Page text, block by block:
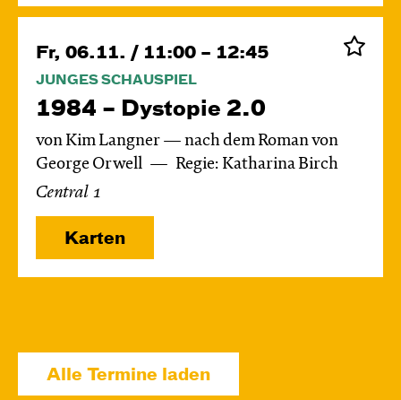
Fr, 06.11. / 11:00 – 12:45
JUNGES SCHAUSPIEL
1984 – Dystopie 2.0
von Kim Langner — nach dem Roman von
George Orwell
Regie: Katharina Birch
Central 1
Karten
JUNGES SCHAUSPIEL
Das grüne König­reich
Alle Termine laden